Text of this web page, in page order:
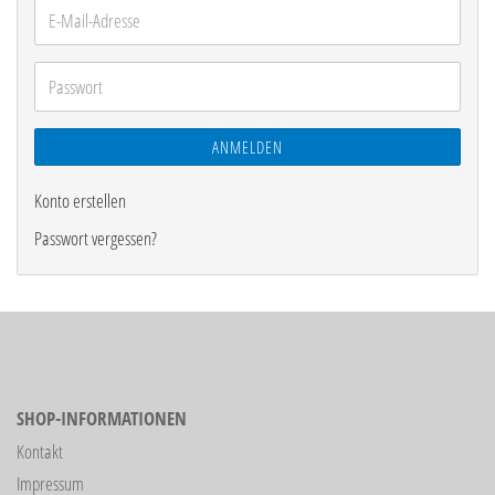
E-
Mail-
Adresse
Passwort
ANMELDEN
Konto erstellen
Passwort vergessen?
SHOP-INFORMATIONEN
Kontakt
Impressum